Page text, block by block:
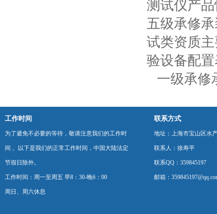
测试仪产
五级承修
试类资质
验设备配
一级承修
工作时间
为了避免不必要的等待，敬请注意我们的工作时
间 。以下是我们的正常工作时间，中国大陆法定
节假日除外。
工作时间：周一至周五 早8：30-晚6：00
周日、周六休息
联系方式
地址：上海市宝山区水
联系人：徐寿平
联系QQ：359845197
邮箱：